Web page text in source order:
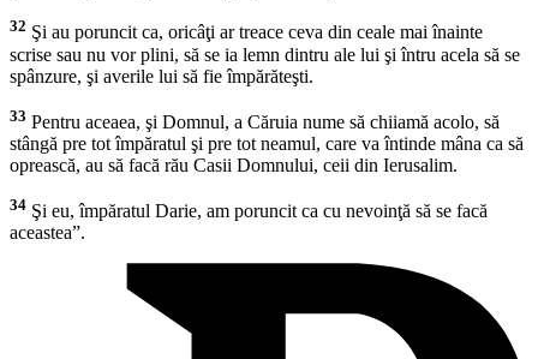
32 Şi au poruncit ca, oricâţi ar treace ceva din ceale mai înainte
scrise sau nu vor plini, să se ia lemn dintru ale lui şi întru acela să se
spânzure, şi averile lui să fie împărăteşti.
33 Pentru aceaea, şi Domnul, a Căruia nume să chiiamă acolo, să
stângă pre tot împăratul şi pre tot neamul, care va întinde mâna ca să
oprească, au să facă rău Casii Domnului, ceii din Ierusalim.
34 Şi eu, împăratul Darie, am poruncit ca cu nevoinţă să se facă
aceastea”.